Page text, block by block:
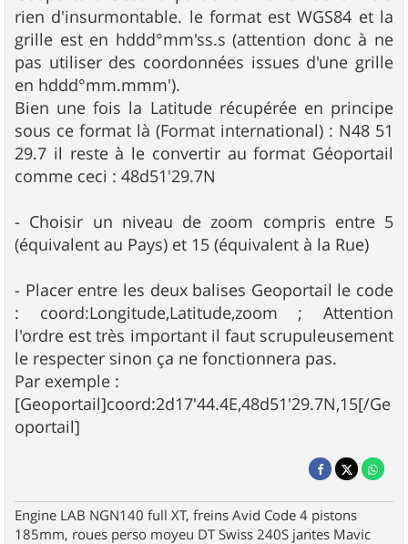
rien d'insurmontable. le format est WGS84 et la
grille est en hddd°mm'ss.s (attention donc à ne
pas utiliser des coordonnées issues d'une grille
en hddd°mm.mmm').
Bien une fois la Latitude récupérée en principe
sous ce format là (Format international) : N48 51
29.7 il reste à le convertir au format Géoportail
comme ceci : 48d51'29.7N
- Choisir un niveau de zoom compris entre 5
(équivalent au Pays) et 15 (équivalent à la Rue)
- Placer entre les deux balises Geoportail le code
: coord:Longitude,Latitude,zoom ; Attention
l'ordre est très important il faut scrupuleusement
le respecter sinon ça ne fonctionnera pas.
Par exemple :
[Geoportail]coord:2d17'44.4E,48d51'29.7N,15[/Ge
oportail]
Engine LAB NGN140 full XT, freins Avid Code 4 pistons
185mm, roues perso moyeu DT Swiss 240S jantes Mavic